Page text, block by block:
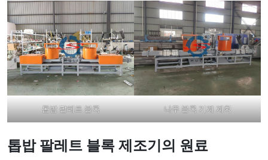
톱밥 팔레트 블록 나무 블록 기계 계획
톱밥 팔레트 블록 제조기의 원료